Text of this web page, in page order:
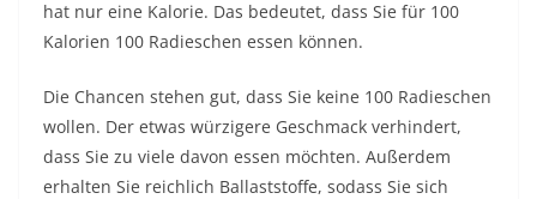
hat nur eine Kalorie. Das bedeutet, dass Sie für 100
Kalorien 100 Radieschen essen können.
Die Chancen stehen gut, dass Sie keine 100 Radieschen
wollen. Der etwas würzigere Geschmack verhindert,
dass Sie zu viele davon essen möchten. Außerdem
erhalten Sie reichlich Ballaststoffe, sodass Sie sich